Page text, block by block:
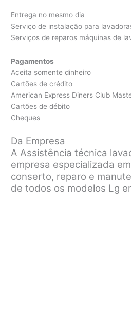
Entrega no mesmo dia
Serviço de instalação para
Serviços de reparos máquinas de
Pagamentos
Aceita somente dinheiro
Cartões de crédito
American Express Diners Club
Cartões de débito
Cheques
Da Empresa
A Assistência técnica
empresa especializada
conserto, reparo e
de todos os modelos Lg